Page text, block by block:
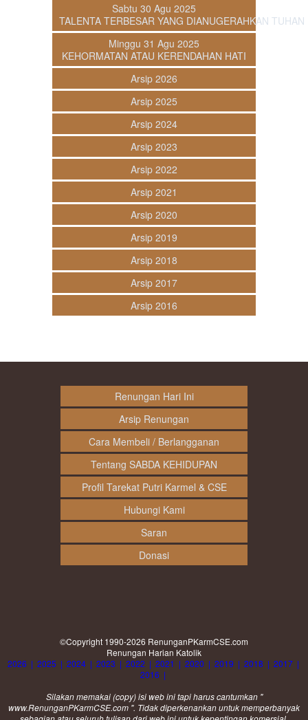
Sabtu 30 Agu 2025
TALENTA TERBESAR YANG DIANUGERAHKAN TUHAN
Minggu 31 Agu 2025
KEHORMATAN ATAU KERENDAHAN HATI
Arsip 2026
Arsip 2025
Arsip 2024
Arsip 2023
Arsip 2022
Arsip 2021
Arsip 2020
Arsip 2019
Arsip 2018
Arsip 2017
Arsip 2016
Renungan Hari Ini
Arsip Renungan
Cara Membeli / Berlangganan
Tentang SABDA KEHIDUPAN
Profil Tarekat Putri Karmel & CSE
Hubungi Kami
Saran
Donasi
©Copyright 1990-2026 RenunganPKarmCSE.com
Renungan Harian Katolik
2026 | 2025 | 2024 | 2023 | 2022 | 2021 | 2020 | 2019 | 2018 | 2017 |
2016 |
Silakan memakai (copy) isi web ini tapi harus cantumkan "
www.RenunganPKarmCSE.com ". Tidak diperkenankan untuk memperbanyak